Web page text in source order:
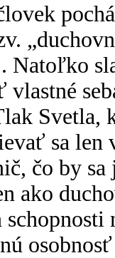
Natoľko
vlastné
Svetla,
sa len
čo by
ako